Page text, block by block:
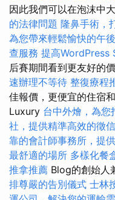
因此我們可以在泡沫中
的法律問題 隆鼻手術，
為您帶來輕鬆愉快的午
查服務 提高WordPress
后賽期間看到更友好的
速辦理不等待 整復療程
佳報價，更便宜的住宿
Luxury 台中外燴，為您
社，提供精準高效的徵
靠的會計師事務所，提
最舒適的場所 多樣化餐
推拿推薦 Blog的創始人
排尊嚴的告別儀式 士林